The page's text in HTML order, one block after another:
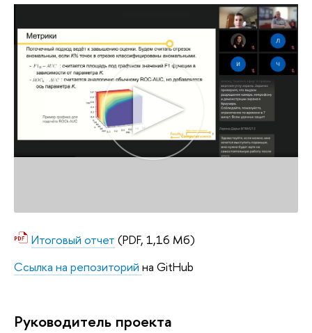
Итоговый отчет (PDF, 1,16 Мб)
Ссылка на репозиторий на GitHub
Руководитель проекта